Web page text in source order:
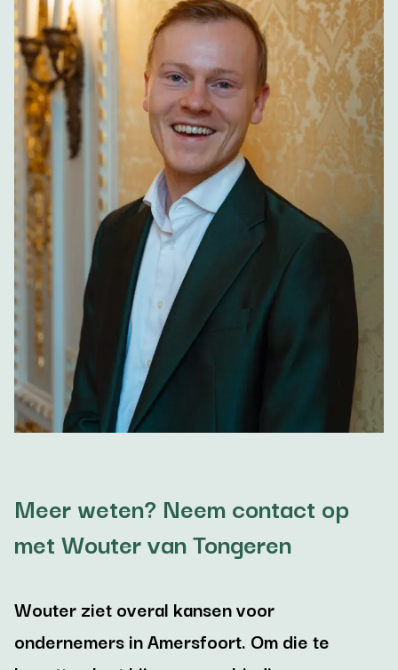
Meer weten? Neem contact op
met Wouter van Tongeren
Wouter ziet overal kansen voor
ondernemers in Amersfoort. Om die te